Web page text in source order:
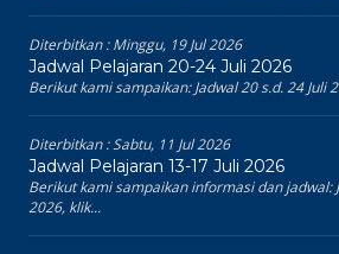
Diterbitkan :Minggu, 19 Jul 2026
Jadwal Pelajaran 20-24 Juli 2026
Berikut kami sampaikan: Jadwal 20 s.d. 24 Juli
Diterbitkan :Sabtu, 11 Jul 2026
Jadwal Pelajaran 13-17 Juli 2026
Berikut kami sampaikan informasi dan jadwal:
2026, klik...